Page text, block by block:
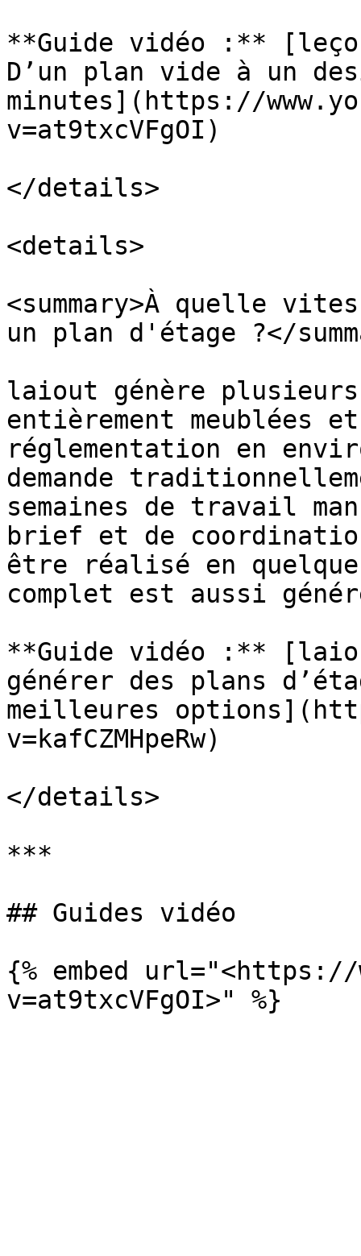
**Guide vidéo :**
D’un plan vide à un
minutes](https://
v=at9txcVFgOI)
</details>
<details>
<summary>À quelle
un plan d'étage ?</
laiout génère plusieurs
entièrement meublées
réglementation en
demande
semaines de travail
brief et de
être réalisé en
complet est aussi
**Guide vidéo :**
générer des plans
meilleures
v=kafCZMHpeRw)
</details>
***
## Guides vidéo
{% embed url="<https://